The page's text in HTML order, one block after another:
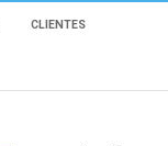
CLIENTES